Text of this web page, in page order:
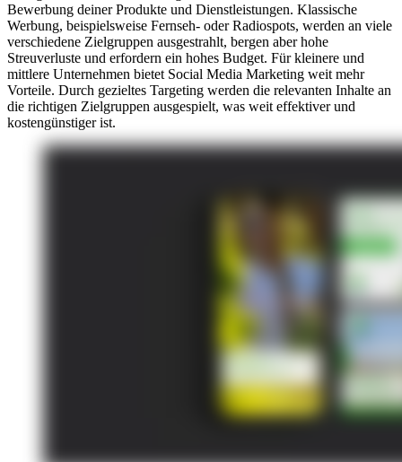
Bewerbung deiner Produkte und Dienstleistungen. Klassische
Werbung, beispielsweise Fernseh- oder Radiospots, werden an viele
verschiedene Zielgruppen ausgestrahlt, bergen aber hohe
Streuverluste und erfordern ein hohes Budget. Für kleinere und
mittlere Unternehmen bietet Social Media Marketing weit mehr
Vorteile. Durch gezieltes Targeting werden die relevanten Inhalte an
die richtigen Zielgruppen ausgespielt, was weit effektiver und
kostengünstiger ist.